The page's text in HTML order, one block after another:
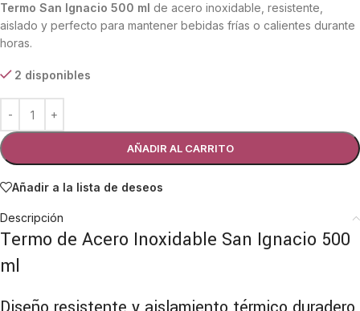
Termo San Ignacio 500 ml de acero inoxidable, resistente,
aislado y perfecto para mantener bebidas frías o calientes durante
horas.
2 disponibles
AÑADIR AL CARRITO
Añadir a la lista de deseos
Descripción
Termo de Acero Inoxidable San Ignacio 500
ml